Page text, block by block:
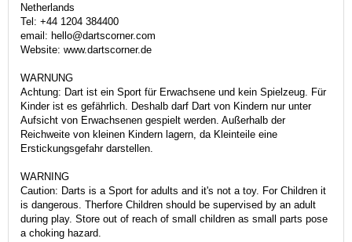
Netherlands
Tel: +44 1204 384400
email: hello@dartscorner.com
Website: www.dartscorner.de
WARNUNG
Achtung: Dart ist ein Sport für Erwachsene und kein Spielzeug. Für
Kinder ist es gefährlich. Deshalb darf Dart von Kindern nur unter
Aufsicht von Erwachsenen gespielt werden. Außerhalb der
Reichweite von kleinen Kindern lagern, da Kleinteile eine
Erstickungsgefahr darstellen.
WARNING
Caution: Darts is a Sport for adults and it's not a toy. For Children it
is dangerous. Therfore Children should be supervised by an adult
during play. Store out of reach of small children as small parts pose
a choking hazard.